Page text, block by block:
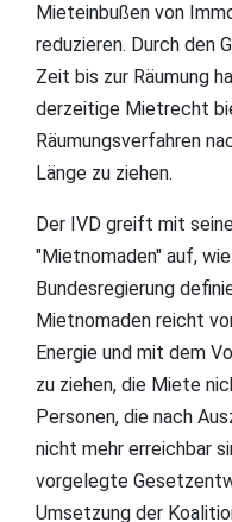
Mieteinbußen von
reduzieren. Durch den
Zeit bis zur Räumung
derzeitige Mietrecht
Räumungsverfahren
Länge zu ziehen.
Der IVD greift mit
"Mietnomaden" auf,
Bundesregierung
Mietnomaden reicht
Energie und mit dem
zu ziehen, die Miete
Personen, die nach
nicht mehr erreichbar
vorgelegte
Umsetzung der